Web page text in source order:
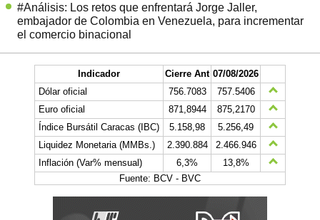
#Análisis: Los retos que enfrentará Jorge Jaller,
embajador de Colombia en Venezuela, para incrementar
el comercio binacional
Indicador Cierre Ant 07/08/2026
Dólar oficial
756.7083
757.5406
Euro oficial
871,8944
875,2170
Índice Bursátil Caracas (IBC)
5.158,98
5.256,49
Liquidez Monetaria (MMBs.)
2.390.884
2.466.946
Inflación (Var% mensual)
6,3%
13,8%
Fuente: BCV - BVC